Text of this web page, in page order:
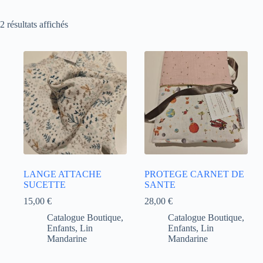
2 résultats affichés
LANGE ATTACHE
SUCETTE
15,00 €
Catalogue Boutique,
Enfants, Lin
Mandarine
PROTEGE CARNET DE
SANTE
28,00€
Catalogue Boutique,
Enfants,Lin
Mandarine